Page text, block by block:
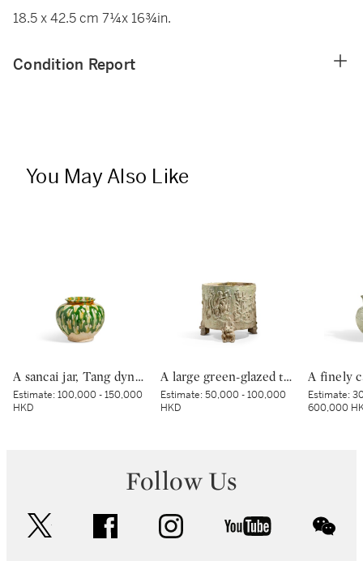
18.5 x 42.5 cm 7¼x 16¾in.
Condition Report
You May Also Like
A sancai jar, Tang dynasty | 唐 三彩罐
Estimate:100,000 - 150,000
HKD
A large green-glazed tripod vessel, Han dynasty | 漢 綠釉神獸紋樽
Estimate:50,000 - 100,000
HKD
Estimate:
600,000
Follow Us
facebook instagram youtube